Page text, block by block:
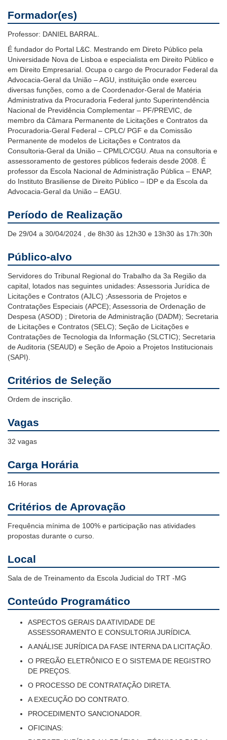
Formador(es)
Professor: DANIEL BARRAL.
É fundador do Portal L&C. Mestrando em Direto Público pela
Universidade Nova de Lisboa e especialista em Direito Público e
em Direito Empresarial. Ocupa o cargo de Procurador Federal da
Advocacia-Geral da União – AGU, instituição onde exerceu
diversas funções, como a de Coordenador-Geral de Matéria
Administrativa da Procuradoria Federal junto Superintendência
Nacional de Previdência Complementar – PF/PREVIC, de
membro da Câmara Permanente de Licitações e Contratos da
Procuradoria-Geral Federal – CPLC/ PGF e da Comissão
Permanente de modelos de Licitações e Contratos da
Consultoria-Geral da União – CPMLC/CGU. Atua na consultoria e
assessoramento de gestores públicos federais desde 2008. É
professor da Escola Nacional de Administração Pública – ENAP,
do Instituto Brasiliense de Direito Público – IDP e da Escola da
Advocacia-Geral da União – EAGU.
Período de Realização
De 29/04 a 30/04/2024 , de 8h30 às 12h30 e 13h30 às 17h:30h
Público-alvo
Servidores do Tribunal Regional do Trabalho da 3a Região da
capital, lotados nas seguintes unidades: Assessoria Jurídica de
Licitações e Contratos (AJLC) ;Assessoria de Projetos e
Contratações Especiais (APCE); Assessoria de Ordenação de
Despesa (ASOD) ; Diretoria de Administração (DADM); Secretaria
de Licitações e Contratos (SELC); Seção de Licitações e
Contratações de Tecnologia da Informação (SLCTIC); Secretaria
de Auditoria (SEAUD) e Seção de Apoio a Projetos Institucionais
(SAPI).
Critérios de Seleção
Ordem de inscrição.
Vagas
32 vagas
Carga Horária
16 Horas
Critérios de Aprovação
Frequência mínima de 100% e participação nas atividades
propostas durante o curso.
Local
Sala de de Treinamento da Escola Judicial do TRT -MG
Conteúdo Programático
ASPECTOS GERAIS DA ATIVIDADE DE
ASSESSORAMENTO E CONSULTORIA JURÍDICA.
A ANÁLISE JURÍDICA DA FASE INTERNA DA LICITAÇÃO.
O PREGÃO ELETRÔNICO E O SISTEMA DE REGISTRO
DE PREÇOS.
O PROCESSO DE CONTRATAÇÃO DIRETA.
A EXECUÇÃO DO CONTRATO.
PROCEDIMENTO SANCIONADOR.
OFICINAS: